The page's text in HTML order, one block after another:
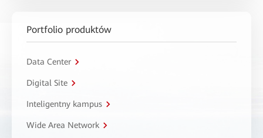
Portfolio produktów
Data Center
Digital Site
Inteligentny kampus
Wide Area Network